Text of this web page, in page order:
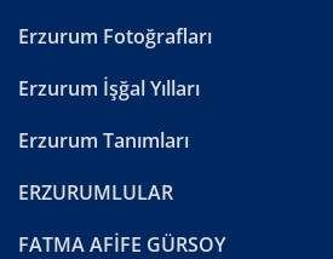
Erzurum Fotoğrafları
Erzurum İşğal Yılları
Erzurum Tanımları
ERZURUMLULAR
FATMA AFİFE GÜRSOY